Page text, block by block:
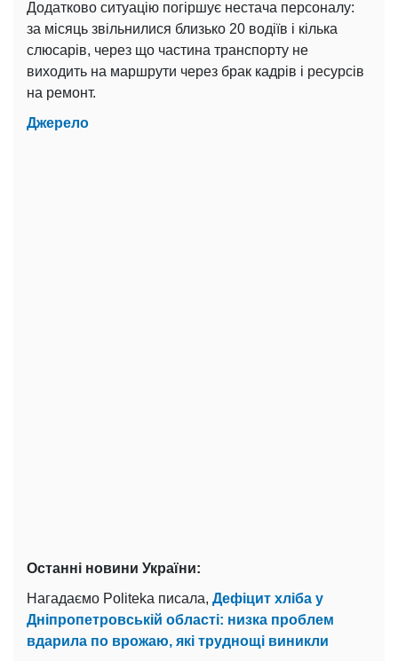
Додатково ситуацію погіршує нестача персоналу:
за місяць звільнилися близько 20 водіїв і кілька
слюсарів, через що частина транспорту не
виходить на маршрути через брак кадрів і ресурсів
на ремонт.
Джерело
Останні новини України:
Нагадаємо Politeka писала, Дефіцит хліба у
Дніпропетровській області: низка проблем
вдарила по врожаю, які труднощі виникли